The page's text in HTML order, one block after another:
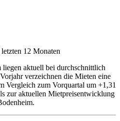
12 Monaten
aktuell bei durchschnittlich
verzeichnen die Mieten eine
Vergleich zum Vorquartal um +1,31
zur aktuellen Mietpreisentwicklung